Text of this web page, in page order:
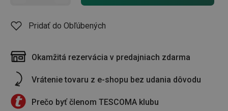
Pridať do Obľúbených
Okamžitá rezervácia v predajniach zdarma
Vrátenie tovaru z e-shopu bez udania dôvodu
Prečo byť členom TESCOMA klubu